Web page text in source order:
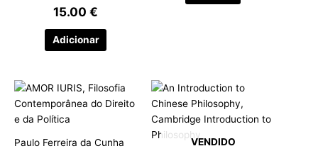
15.00€
Adicionar
Paulo Ferreira da Cunha
VENDIDO